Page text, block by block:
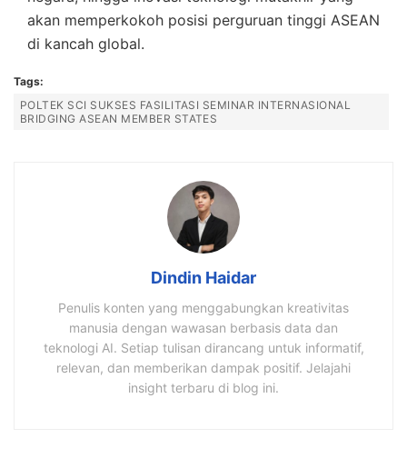
akan memperkokoh posisi perguruan tinggi ASEAN
di kancah global.
Tags:
POLTEK SCI SUKSES FASILITASI SEMINAR INTERNASIONAL
BRIDGING ASEAN MEMBER STATES
Dindin Haidar
Penulis konten yang menggabungkan kreativitas
manusia dengan wawasan berbasis data dan
teknologi AI. Setiap tulisan dirancang untuk informatif,
relevan, dan memberikan dampak positif. Jelajahi
insight terbaru di blog ini.